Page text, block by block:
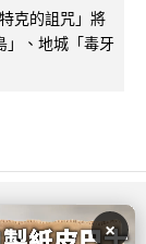
克的詛咒」將
」、地城「毒牙
×